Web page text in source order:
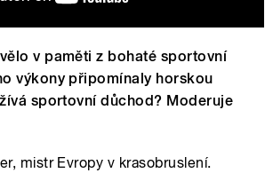
v paměti z bohaté sportovní
výkony připomínaly horskou
sportovní důchod? Moderuje
mistr Evropy v krasobruslení.